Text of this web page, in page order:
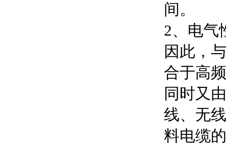
间。
2、电气
因此，
合于高
同时又
线、无
料电缆